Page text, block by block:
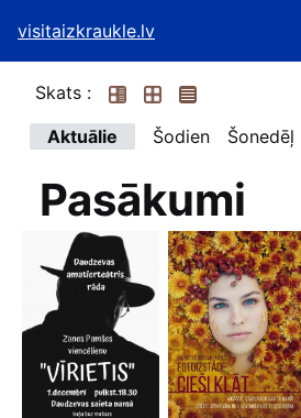
visitaizkraukle.lv
Skats :
Aktuālie
Šodien Šonedēļ
Pasākumi